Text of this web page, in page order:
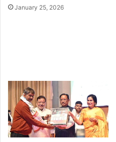
January 25, 2026